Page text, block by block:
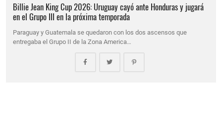
Billie Jean King Cup 2026: Uruguay cayó ante Honduras y jugará
en el Grupo III en la próxima temporada
Paraguay y Guatemala se quedaron con los dos ascensos que
entregaba el Grupo II de la Zona America…